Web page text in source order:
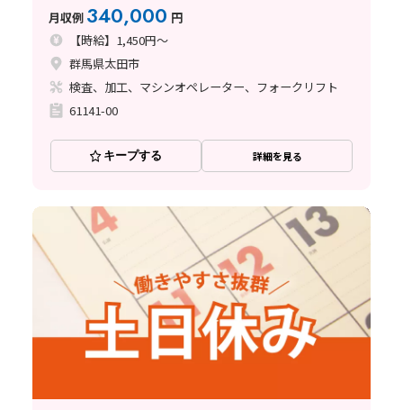
月収例 340,000 円
【時給】1,450円～
群馬県太田市
検査、加工、マシンオペレーター、フォークリフト
61141-00
キープする 詳細を見る